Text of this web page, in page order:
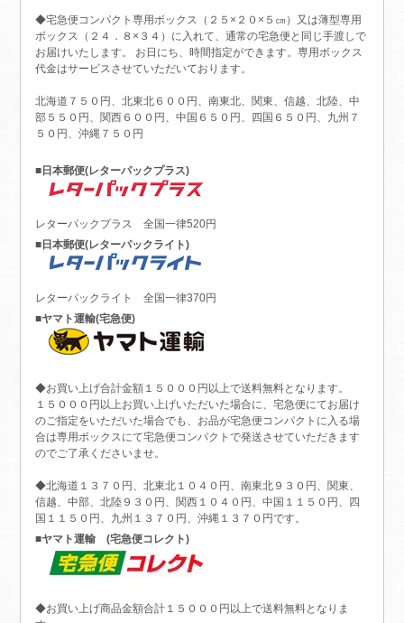
◆宅急便コンパクト専用ボックス（２５×２０×５㎝）又は薄型専用
ボックス（２４．８×３４）に入れて、通常の宅急便と同じ手渡しで
お届けいたします。 お日にち、時間指定ができます。専用ボックス
代金はサービスさせていただいております。
北海道７５０円、北東北６００円、南東北、関東、信越、北陸、中
部５５０円、関西６００円、中国６５０円、四国６５０円、九州７
５０円、沖縄７５０円
■日本郵便(レターパックプラス)
レターパックプラス 全国一律520円
■日本郵便(レターパックライト)
レターパックライト 全国一律370円
■ヤマト運輸(宅急便)
◆お買い上げ合計金額１５０００円以上で送料無料となります。
１５０００円以上お買い上げいただいた場合に、宅急便にてお届け
のご指定をいただいた場合でも、お品が宅急便コンパクトに入る場
合は専用ボックスにて宅急便コンパクトで発送させていただきます
のでご了承くださいませ。
◆北海道１３７０円、北東北１０４０円、南東北９３０円、関東、
信越、中部、北陸９３０円、関西１０４０円、中国１１５０円、四
国１１５０円、九州１３７０円、沖縄１３７０円です。
■ヤマト運輸 (宅急便コレクト)
◆お買い上げ商品金額合計１５０００円以上で送料無料となりま